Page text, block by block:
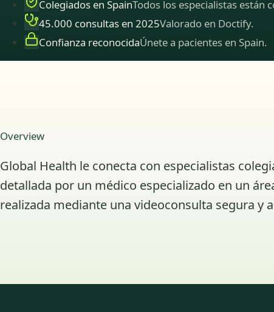
Colegiados en SpainTodos los especialistas están
45.000 consultas en 2025Valorado en Doctify.
Confianza reconocidaÚnete a pacientes en Spain.
Overview
Global Health le conecta con especialistas
detallada por un médico especializado en un
realizada mediante una videoconsulta segura y